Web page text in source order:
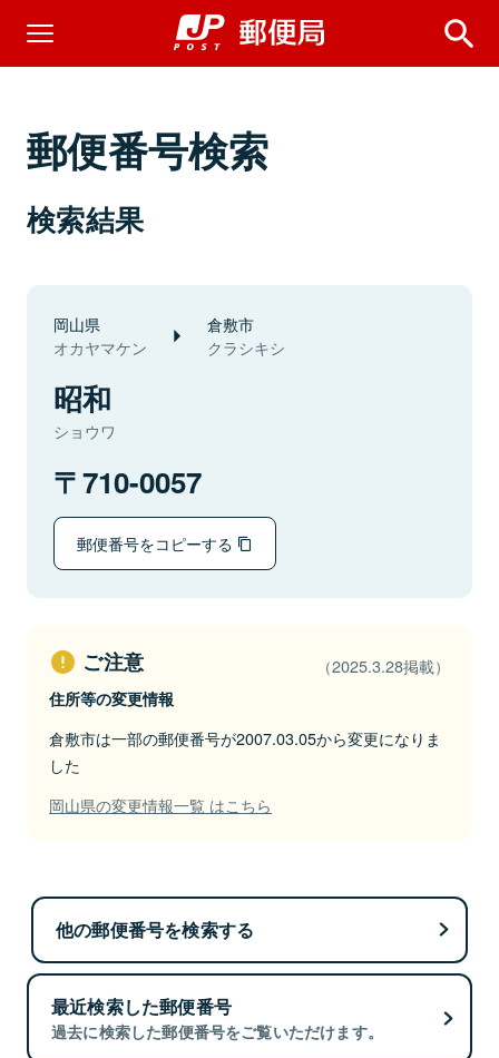
郵便番号検索
検索結果
岡山県
オカヤマケン
倉敷市
クラシキシ
昭和
ショウワ
710-0057
郵便番号をコピーする
ご注意 （2025.3.28掲載）
住所等の変更情報
倉敷市は一部の郵便番号が2007.03.05から変更になりま
した
岡山県の変更情報一覧 はこちら
他の郵便番号を検索する
最近検索した郵便番号
過去に検索した郵便番号をご覧いただけます。